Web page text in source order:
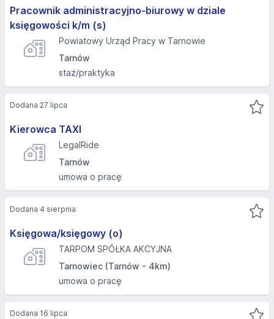
Pracownik administracyjno-biurowy w dziale
księgowości k/m (s)
Powiatowy Urząd Pracy w Tarnowie
Tarnów
staż/praktyka
Kierowca TAXI
LegalRide
Tarnów
umowa o pracę
Dodana 27 lipca
Księgowa/księgowy (o)
TARPOM SPÓŁKA AKCYJNA
Tarnowiec (Tarnów - 4km)
umowa o pracę
Dodana 4 sierpnia
Dodana 16 lipca